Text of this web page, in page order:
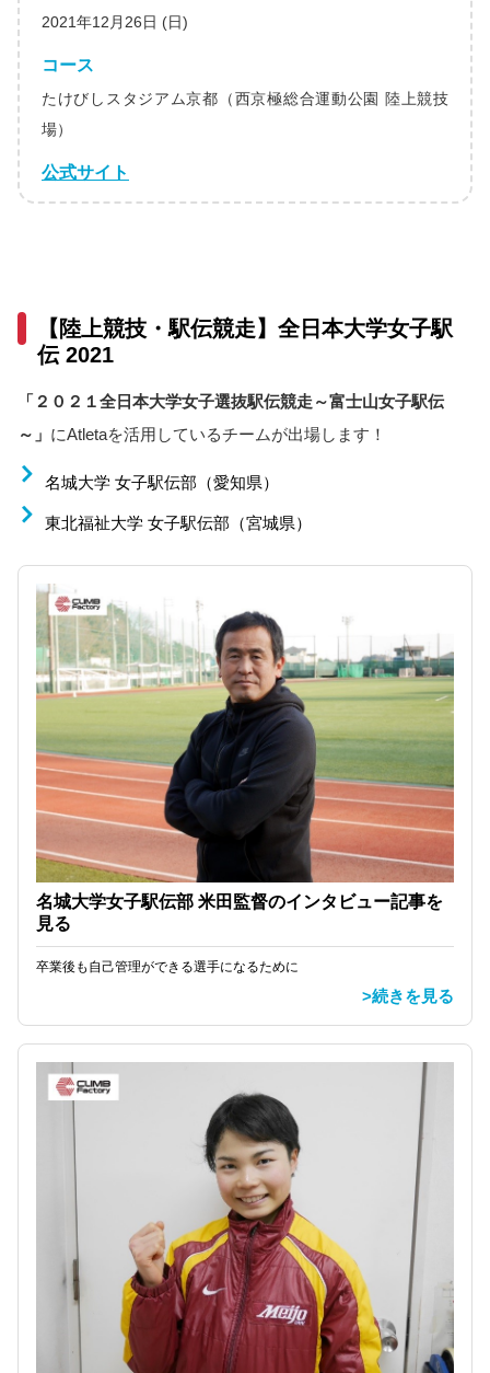
2021年12月26日 (日)
コース
たけびしスタジアム京都（西京極総合運動公園 陸上競技
場）
公式サイト
【陸上競技・駅伝競走】全日本大学女子駅
伝 2021
「２０２１全日本大学女子選抜駅伝競走～富士山女子駅伝
～」 にAtletaを活用しているチームが出場します！
名城大学 女子駅伝部（愛知県）
東北福祉大学 女子駅伝部（宮城県）
名城大学女子駅伝部 米田監督のインタビュー記事を
見る
卒業後も自己管理ができる選手になるために
>続きを見る